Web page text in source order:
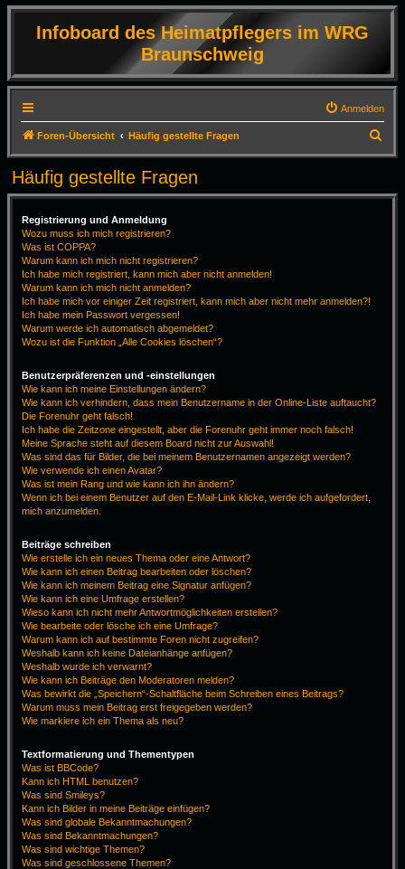
Infoboard des Heimatpflegers im WRG
Braunschweig
Anmelden
Foren-Übersicht Häufig gestellte Fragen
u
h
Häufig gestellte Fragen
Registrierung und Anmeldung
Wozu muss ich mich registrieren?
Was ist COPPA?
Warum kann ich mich nicht registrieren?
Ich habe mich registriert, kann mich aber nicht anmelden!
Warum kann ich mich nicht anmelden?
Ich habe mich vor einiger Zeit registriert, kann mich aber nicht mehr anmelden?!
Ich habe mein Passwort vergessen!
Warum werde ich automatisch abgemeldet?
Wozu ist die Funktion „Alle Cookies löschen“?
Benutzerpräferenzen und -einstellungen
Wie kann ich meine Einstellungen ändern?
Wie kann ich verhindern, dass mein Benutzername in der Online-Liste auftaucht?
Die Forenuhr geht falsch!
Ich habe die Zeitzone eingestellt, aber die Forenuhr geht immer noch falsch!
Meine Sprache steht auf diesem Board nicht zur Auswahl!
Was sind das für Bilder, die bei meinem Benutzernamen angezeigt werden?
Wie verwende ich einen Avatar?
Was ist mein Rang und wie kann ich ihn ändern?
Wenn ich bei einem Benutzer auf den E-Mail-Link klicke, werde ich aufgefordert,
mich anzumelden.
Beiträge schreiben
Wie erstelle ich ein neues Thema oder eine Antwort?
Wie kann ich einen Beitrag bearbeiten oder löschen?
Wie kann ich meinem Beitrag eine Signatur anfügen?
Wie kann ich eine Umfrage erstellen?
Wieso kann ich nicht mehr Antwortmöglichkeiten erstellen?
Wie bearbeite oder lösche ich eine Umfrage?
Warum kann ich auf bestimmte Foren nicht zugreifen?
Weshalb kann ich keine Dateianhänge anfügen?
Weshalb wurde ich verwarnt?
Wie kann ich Beiträge den Moderatoren melden?
Was bewirkt die „Speichern“-Schaltfläche beim Schreiben eines Beitrags?
Warum muss mein Beitrag erst freigegeben werden?
Wie markiere ich ein Thema als neu?
Textformatierung und Thementypen
Was ist BBCode?
Kann ich HTML benutzen?
Was sind Smileys?
Kann ich Bilder in meine Beiträge einfügen?
Was sind globale Bekanntmachungen?
Was sind Bekanntmachungen?
Was sind wichtige Themen?
Was sind geschlossene Themen?